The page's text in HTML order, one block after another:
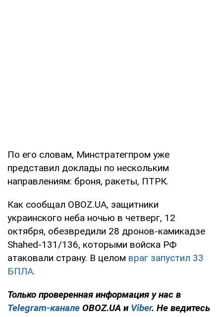
По его словам, Минстратегпром уже
представил доклады по нескольким
направлениям: броня, ракеты, ПТРК.
Как сообщал OBOZ.UA, защитники
украинского неба ночью в четверг, 12
октября, обезвредили 28 дронов-камикадзе
Shahed-131/136, которыми войска РФ
атаковали страну. В целом враг запустил 33
БПЛА.
Только проверенная информация у нас в
Telegram-канале OBOZ.UA и Viber. Не ведитесь